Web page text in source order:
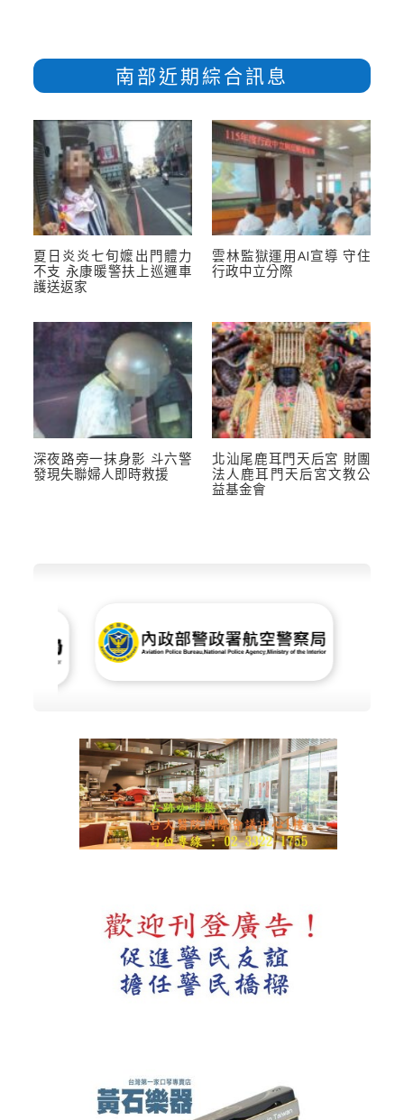
南部近期綜合訊息
夏日炎炎七旬嬤出門體力
不支 永康暖警扶上巡邏車
護送返家
雲林監獄運用AI宣導 守住
行政中立分際
深夜路旁一抹身影 斗六警
發現失聯婦人即時救援
北汕尾鹿耳門天后宮 財團
法人鹿耳門天后宮文教公
益基金會